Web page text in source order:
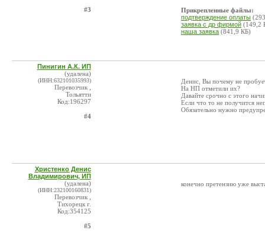
#3
Прикрепленные файлы:
подтверждение оплаты
заявка с др фирмой (149,2
наша заявка (841,9 КБ)
Пинигин А.К. ИП
(удалена)
(ИНН:632101035993)
Перевозчик ,
Тольятти
Код:196297
#4
Денис, Вы почему не
На НП отметили их?
Давайте срочно с этого
Если что то не получится
Обязательно нужно
Христенко Денис
Владимирович, ИП
(удалена)
(ИНН:232100160831)
Перевозчик ,
Тихорецк г.
Код:354125
#5
конечно претензию уже